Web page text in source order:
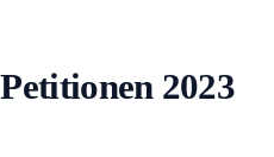
2023